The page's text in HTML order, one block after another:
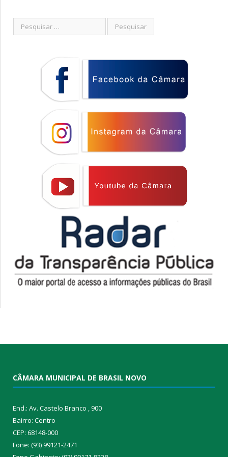
CÂMARA MUNICIPAL DE BRASIL NOVO
End.: Av. Castelo Branco , 900
Bairro: Centro
CEP: 68148-000
Fone: (93) 99121-2471